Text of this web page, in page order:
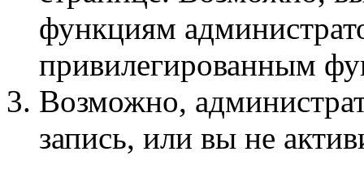
функциям
привилегированным
Возможно,
запись, или вы не